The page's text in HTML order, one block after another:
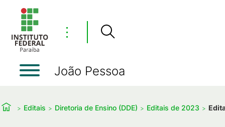
⋮
João Pessoa
Editais Diretoria de Ensino (DDE) Editais de 2023